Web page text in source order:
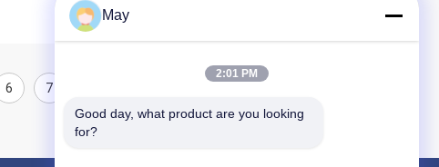
6 7
May
2:01 PM
Good day, what product are you looking
for?